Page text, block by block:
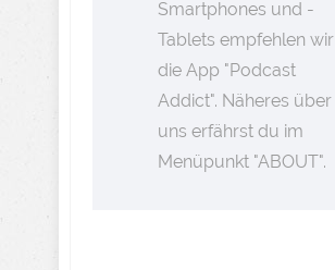
Smartphones und -
Tablets empfehlen wir
die App "Podcast
Addict". Näheres über
uns erfährst du im
Menüpunkt "ABOUT".